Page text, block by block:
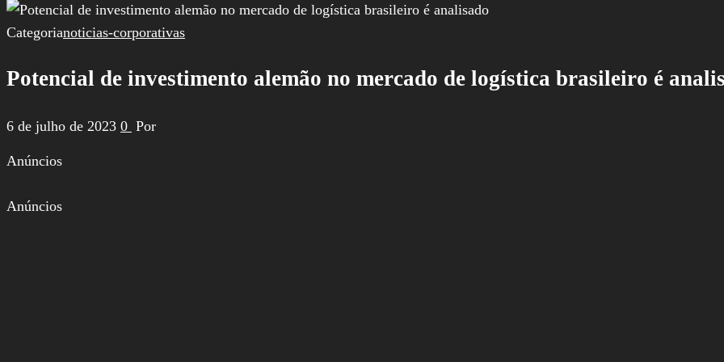
por:
Categorianoticias-corporativas
Potencial de investimento alemão no mercado de logística brasileiro é
6 de julho de 2023 0 Por
Anúncios
Anúncios